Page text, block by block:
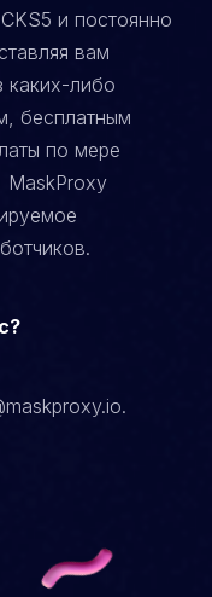
и постоянно
вам
каких-либо
бесплатным
по мере
MaskProxy
.